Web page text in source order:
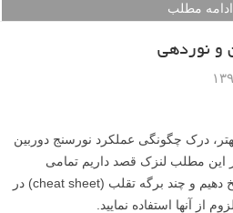
ادامه مطلب
و نوردهی